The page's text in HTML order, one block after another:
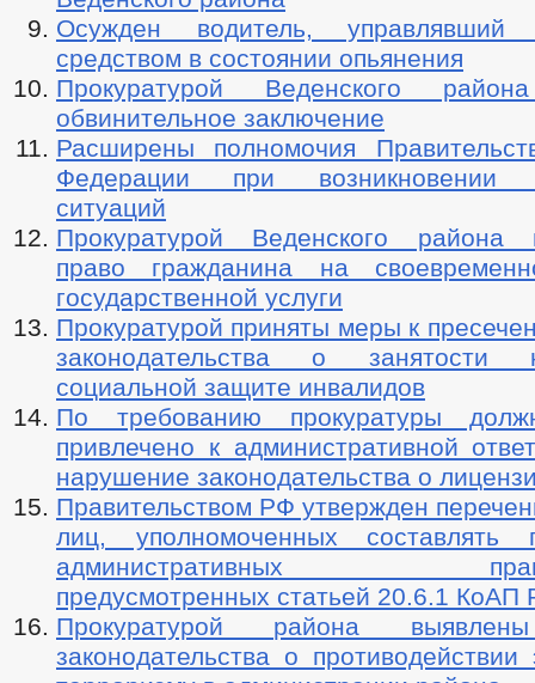
Осужден водитель, управлявший
средством в состоянии опьянения
Прокуратурой Веденского
обвинительное заключение
Расширены полномочия
Федерации при возникновении
ситуаций
Прокуратурой Веденского района
право гражданина на
государственной услуги
Прокуратурой приняты меры к
законодательства о занятости
социальной защите инвалидов
По требованию прокуратуры
привлечено к административной
нарушение законодательства о
Правительством РФ утвержден
лиц, уполномоченных составлять
административных
предусмотренных статьей 20.6.1 КоАП
Прокуратурой района
законодательства о